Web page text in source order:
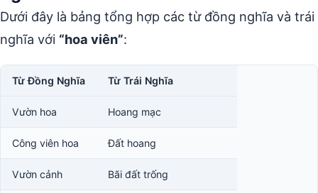
Dưới đây là bảng tổng hợp các từ đồng nghĩa và trái
nghĩa với “hoa viên”:
Từ Đồng Nghĩa Từ Trái Nghĩa
Vườn hoa Hoang mạc
Công viên hoa Đất hoang
Vườn cảnh Bãi đất trống